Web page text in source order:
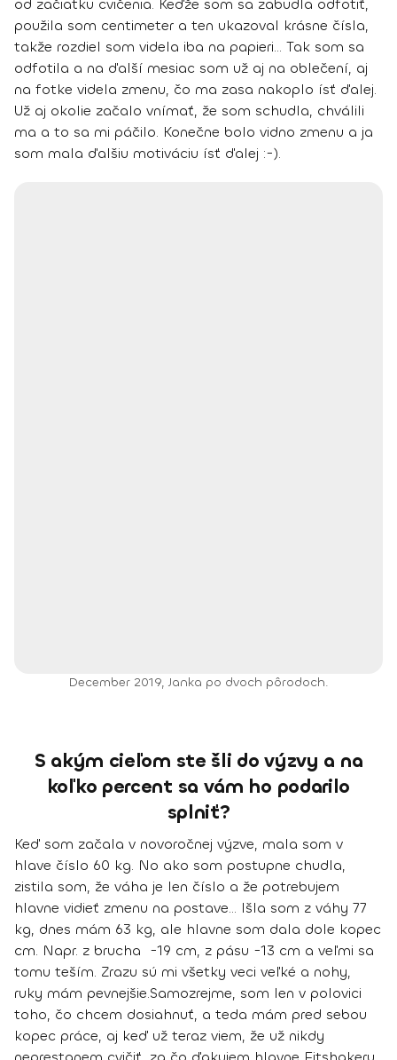
použila som centimeter a ten ukazoval krásne čísla,
takže rozdiel som videla iba na papieri… Tak som sa
odfotila a na ďalší mesiac som už aj na oblečení, aj
na fotke videla zmenu, čo ma zasa nakoplo ísť ďalej.
Už aj okolie začalo vnímať, že som schudla, chválili
ma a to sa mi páčilo. Konečne bolo vidno zmenu a ja
som mala ďalšiu motiváciu ísť ďalej :-).
December 2019, Janka po dvoch pôrodoch.
S akým cieľom ste šli do výzvy a na
koľko percent sa vám ho podarilo
splniť?
Keď som začala v novoročnej výzve, mala som v
hlave číslo 60 kg. No ako som postupne chudla,
zistila som, že váha je len číslo a že potrebujem
hlavne vidieť zmenu na postave… Išla som z váhy 77
kg, dnes mám 63 kg, ale hlavne som dala dole kopec
cm. Napr. z brucha -19 cm, z pásu -13 cm a veľmi sa
tomu teším. Zrazu sú mi všetky veci veľké a nohy,
ruky mám pevnejšie.Samozrejme, som len v polovici
toho, čo chcem dosiahnuť, a teda mám pred sebou
kopec práce, aj keď už teraz viem, že už nikdy